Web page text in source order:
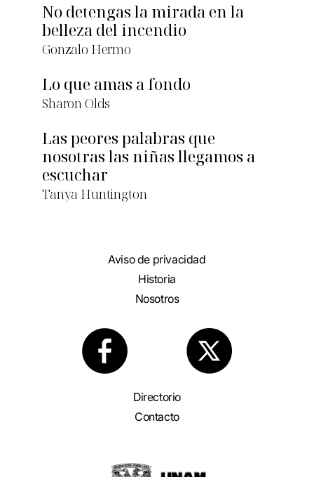
No detengas la mirada en la
belleza del incendio
Gonzalo Hermo
Lo que amas a fondo
Sharon Olds
Las peores palabras que
nosotras las niñas llegamos a
escuchar
Tanya Huntington
Aviso de privacidad
Historia
Nosotros
Directorio
Contacto